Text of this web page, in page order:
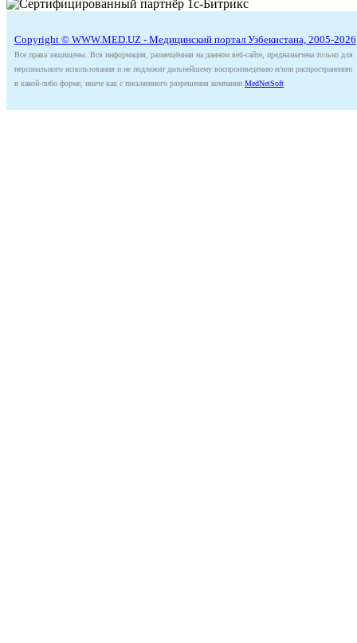
Copyright © WWW.MED.UZ - Медицинский портал Узбекистана, 2005-2026
Все права защищены. Вся информация, размещённая на данном веб-сайте, предназначена только для
персонального использования и не подлежит дальнейшему воспроизведению и/или распространению
в какой-либо форме, иначе как с письменного разрешения компании MedNetSoft